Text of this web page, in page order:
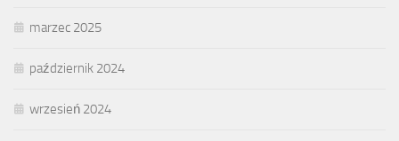
marzec 2025
październik 2024
wrzesień 2024